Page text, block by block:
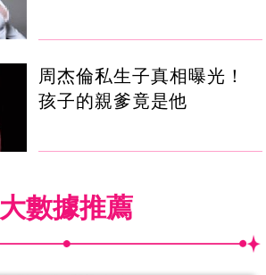
周杰倫私生子真相曝光！
孩子的親爹竟是他
大數據推薦